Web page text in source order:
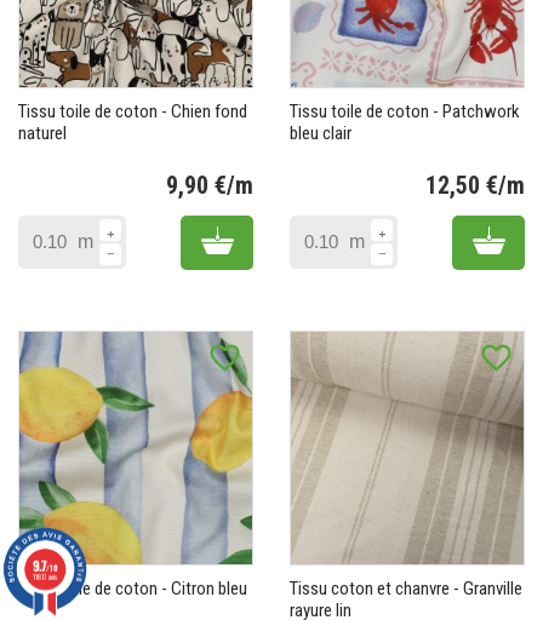
Tissu toile de coton - Chien fond
naturel
9,90 €/m
m Add to cart
Tissu toile de coton - Patchwork
bleu clair
12,50 €/m
m Add
favorite_border
Tissu toile de coton - Citron bleu
favorite_border
Tissu coton et chanvre - Granville
rayure lin
9.7/10
11817 avis